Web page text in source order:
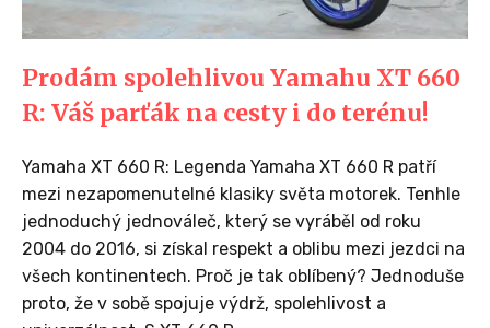
Prodám spolehlivou Yamahu XT 660
R: Váš parťák na cesty i do terénu!
Yamaha XT 660 R: Legenda Yamaha XT 660 R patří
mezi nezapomenutelné klasiky světa motorek. Tenhle
jednoduchý jednováleč, který se vyráběl od roku
2004 do 2016, si získal respekt a oblibu mezi jezdci na
všech kontinentech. Proč je tak oblíbený? Jednoduše
proto, že v sobě spojuje výdrž, spolehlivost a